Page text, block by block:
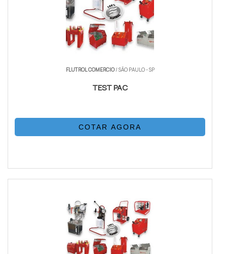
FLUTROL COMERCIO/ SÃO PAULO - SP
TEST PAC
COTAR AGORA